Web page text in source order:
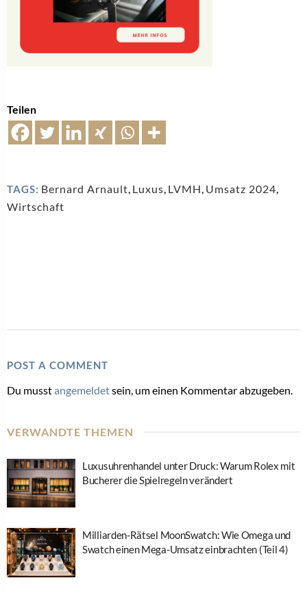
Teilen
TAGS: Bernard Arnault, Luxus, LVMH, Umsatz 2024,
Wirtschaft
POST A COMMENT
Du musstangemeldetsein, um einen Kommentar abzugeben.
VERWANDTE THEMEN
Luxusuhrenhandel unter Druck: Warum Rolex mit
Bucherer die Spielregeln verändert
Milliarden-Rätsel MoonSwatch: Wie Omega und
Swatch einen Mega-Umsatz einbrachten (Teil 4)